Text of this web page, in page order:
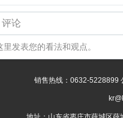
评论
发表您的看法和观点。
销售热线：0632-5228899